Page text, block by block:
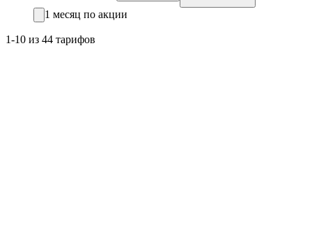
1 месяц по акции
1-10 из 44 тарифов